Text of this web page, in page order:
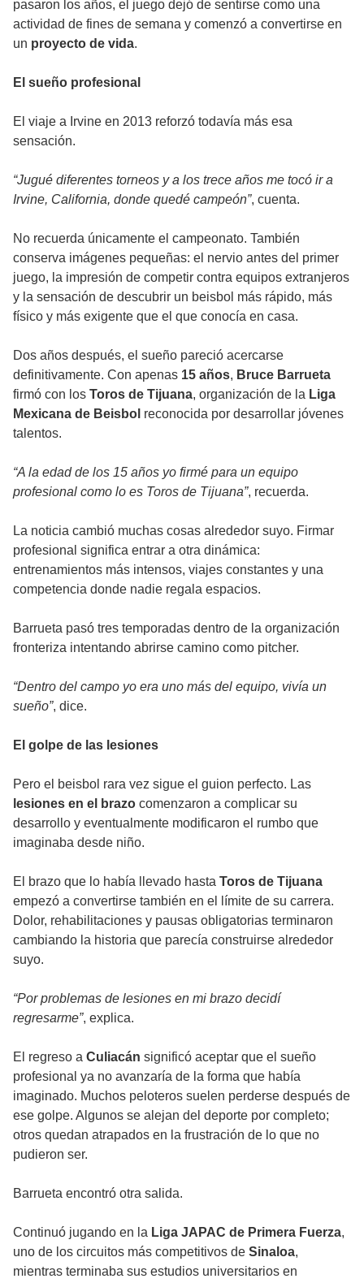
pasaron los años, el juego dejó de sentirse como una
actividad de fines de semana y comenzó a convertirse en
un proyecto de vida.
El sueño profesional
El viaje a Irvine en 2013 reforzó todavía más esa
sensación.
“Jugué diferentes torneos y a los trece años me tocó ir a
Irvine, California, donde quedé campeón”, cuenta.
No recuerda únicamente el campeonato. También
conserva imágenes pequeñas: el nervio antes del primer
juego, la impresión de competir contra equipos extranjeros
y la sensación de descubrir un beisbol más rápido, más
físico y más exigente que el que conocía en casa.
Dos años después, el sueño pareció acercarse
definitivamente. Con apenas 15 años, Bruce Barrueta
firmó con los Toros de Tijuana, organización de la Liga
Mexicana de Beisbol reconocida por desarrollar jóvenes
talentos.
“A la edad de los 15 años yo firmé para un equipo
profesional como lo es Toros de Tijuana”, recuerda.
La noticia cambió muchas cosas alrededor suyo. Firmar
profesional significa entrar a otra dinámica:
entrenamientos más intensos, viajes constantes y una
competencia donde nadie regala espacios.
Barrueta pasó tres temporadas dentro de la organización
fronteriza intentando abrirse camino como pitcher.
“Dentro del campo yo era uno más del equipo, vivía un
sueño”, dice.
El golpe de las lesiones
Pero el beisbol rara vez sigue el guion perfecto. Las
lesiones en el brazo comenzaron a complicar su
desarrollo y eventualmente modificaron el rumbo que
imaginaba desde niño.
El brazo que lo había llevado hasta Toros de Tijuana
empezó a convertirse también en el límite de su carrera.
Dolor, rehabilitaciones y pausas obligatorias terminaron
cambiando la historia que parecía construirse alrededor
suyo.
“Por problemas de lesiones en mi brazo decidí
regresarme”, explica.
El regreso a Culiacán significó aceptar que el sueño
profesional ya no avanzaría de la forma que había
imaginado. Muchos peloteros suelen perderse después de
ese golpe. Algunos se alejan del deporte por completo;
otros quedan atrapados en la frustración de lo que no
pudieron ser.
Barrueta encontró otra salida.
Continuó jugando en la Liga JAPAC de Primera Fuerza,
uno de los circuitos más competitivos de Sinaloa,
mientras terminaba sus estudios universitarios en